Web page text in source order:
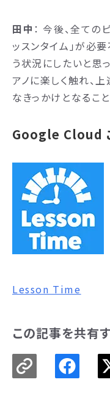
田中 ： 今後、全ての
ッスンタイム」が必
う状況にしたいと思
アノに楽しく触れ、
なきっかけとなるこ
Google Cloud
Lesson Time
この記事を共有